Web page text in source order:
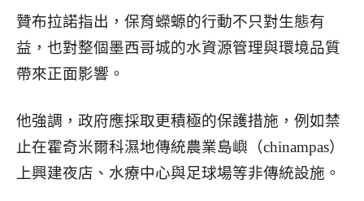
贊布拉諾指出，保育蠑螈的行動不只對生態有
益，也對整個墨西哥城的水資源管理與環境品質
帶來正面影響。
他強調，政府應採取更積極的保護措施，例如禁
止在霍奇米爾科濕地傳統農業島嶼（chinampas）
上興建夜店、水療中心與足球場等非傳統設施。